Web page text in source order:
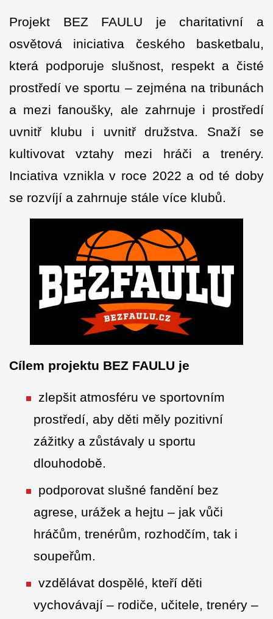
Projekt BEZ FAULU je charitativní a
osvětová iniciativa českého basketbalu,
která podporuje slušnost, respekt a čisté
prostředí ve sportu – zejména na tribunách
a mezi fanoušky, ale zahrnuje i prostředí
uvnitř klubu i uvnitř družstva. Snaží se
kultivovat vztahy mezi hráči a trenéry.
Inciativa vznikla v roce 2022 a od té doby
se rozvíjí a zahrnuje stále více klubů.
Cílem projektu BEZ FAULU je
zlepšit atmosféru ve sportovním
prostředí, aby děti měly pozitivní
zážitky a zůstávaly u sportu
dlouhodobě.
podporovat slušné fandění bez
agrese, urážek a hejtu – jak vůči
hráčům, trenérům, rozhodčím, tak i
soupeřům.
vzdělávat dospělé, kteří děti
vychovávají – rodiče, učitele, trenéry –